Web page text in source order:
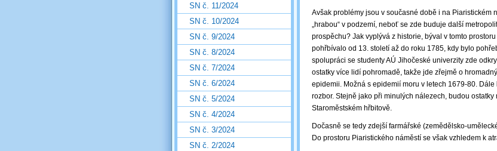
Avšak problémy jsou v současné době i na Piaristickém
„hrabou“ v podzemí, neboť se zde buduje další
prospěchu? Jak vyplývá z historie, býval v tomto
pohřbívalo od 13. století až do roku 1785, kdy bylo
spolupráci se studenty AÚ Jihočeské univerzity zde
ostatky více lidí pohromadě, takže jde zřejmě o
epidemii. Možná s epidemií moru v letech 1679-80.
rozbor. Stejně jako při minulých nálezech, budou
Staroměstském hřbitově.
Dočasně se tedy zdejší farmářské (zemědělsko-
Do prostoru Piaristického náměstí se však vzhledem k
SN č. 11/2024
SN č. 10/2024
SN č. 9/2024
SN č. 8/2024
SN č. 7/2024
SN č. 6/2024
SN č. 5/2024
SN č. 4/2024
SN č. 3/2024
SN č. 2/2024